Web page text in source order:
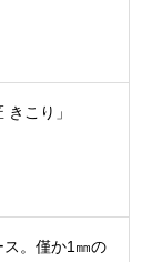
こり」
。僅か1㎜の